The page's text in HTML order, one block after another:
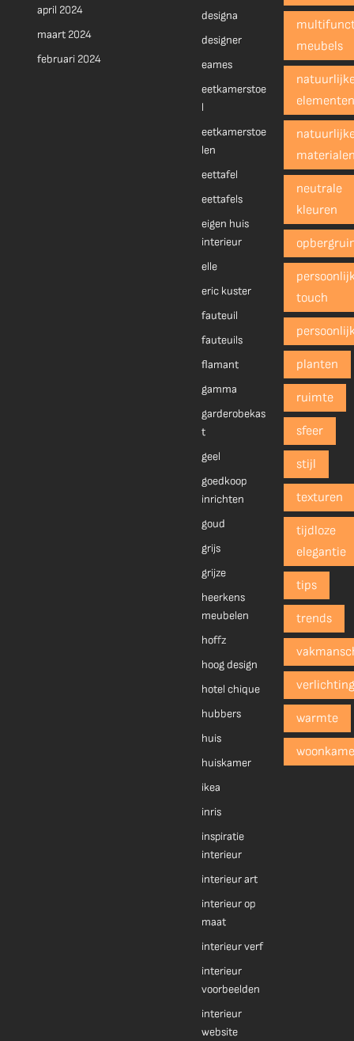
april 2024
maart 2024
februari 2024
designa
designer
eames
eetkamerstoe
l
eetkamerstoe
len
eettafel
eettafels
eigen huis
interieur
elle
eric kuster
fauteuil
fauteuils
flamant
gamma
garderobekas
t
geel
goedkoop
inrichten
goud
grijs
grijze
heerkens
meubelen
hoffz
hoog design
hotel chique
hubbers
huis
huiskamer
ikea
inris
inspiratie
interieur
interieur art
interieur op
maat
interieur verf
interieur
voorbeelden
interieur
website
meubels
neutrale
kleuren
touch
planten
ruimte
sfeer
stijl
texturen
tijdloze
elegantie
tips
trends
warmte